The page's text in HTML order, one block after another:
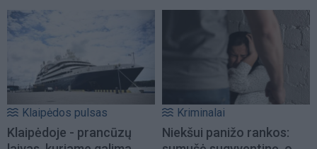
Klaipėdos pulsas
Klaipėdoje - prancūzų
Kriminalai
Niekšui panižo rankos: